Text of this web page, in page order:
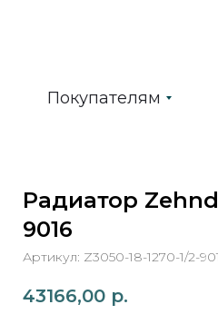
Покупателям
Радиатор
9016
Артикул: Z3050-18-1270-1/2-
43166,00 р.